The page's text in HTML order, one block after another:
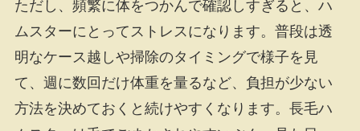
ただし、頻繁に体をつかんで確認しすぎると、ハ
ムスターにとってストレスになります。普段は透
明なケース越しや掃除のタイミングで様子を見
て、週に数回だけ体重を量るなど、負担が少ない
方法を決めておくと続けやすくなります。長毛ハ